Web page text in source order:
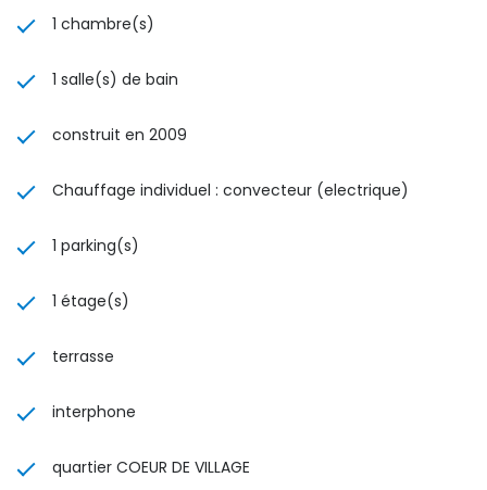
1 chambre(s)
1 salle(s) de bain
construit en 2009
Chauffage individuel : convecteur (electrique)
1 parking(s)
1 étage(s)
terrasse
interphone
quartier COEUR DE VILLAGE